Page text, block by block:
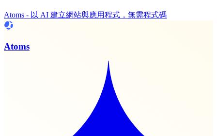
Atoms - 以 AI 建立網站與應用程式，無需程式碼
Atoms